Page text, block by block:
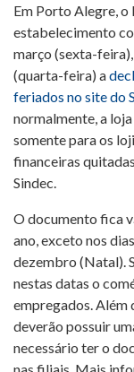
Em Porto Alegre,
estabelecimento
março (sexta-
(quarta-feira) a
feriados no site do
normalmente, a
somente para os
financeiras
Sindec.
O documento fica
ano, exceto nos
dezembro (Natal).
nestas datas o
empregados. Além
deverão possuir
necessário ter o